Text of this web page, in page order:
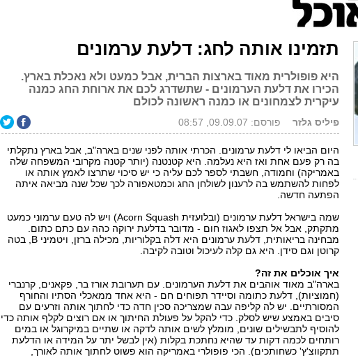
תזמינו אותה לחג: דלעת ערמונים
היא פופולרית מאוד בארצות הברית, אבל כמעט ולא נאכלת בארץ.
הכירו את דלעת הערמונים - שתשדרג לכם את ארוחת החג כמנה
עיקרית לצמחונים או כמנה ראשונה לכולם
פיליס גלזר פורסם: 09.09.07, 08:57
היום הביאו לי דלעת ערמונים. הכרתי אותה לפני שנים בארה"ב, אבל בארץ נתקלתי
בה רק פעם אחת ואז היא נעלמה. היא קטנטנה (יותר קטנה מקרובי המשפחה שלה
באמריקה) וחמודה, חשבתי לספר לכם עליה כי יש סיכוי שתרצו לאמץ אותה או
לפחות להשתמש בה לרענון לשולחן החג וכמטאפורה לכך שכל שנה מביאה איתה
הפתעה חדשה.
שמה בישראל דלעת ערמונים (ובלועזית Acorn Squash) ויש לה טעם ערמוני כמעט
מתקתק, אבל אל תצפו לאגוז חום - מדובר בדלעת ירוקה כהה עם כתם כתום.
מבחינה בריאותית, דלעת ערמונים היא דלה בקלוריות, מכילה ברזן, ויטמיני B, בטה
קרוטן וגם סידן. היא גם קלה לעיכול וטובה לקיבה.
איך אוכלים את זה?
בארה"ב מאוד אוהבים את דלעת הערמונים. עם תערובת אורז בר, פקאנים, קרנברי
(חמוציות), דלעת כתומה וסיידר תפוחים חם - היא אחד ממאכלי הסתיו והחורף
המסורתיים. יש לה קליפה עבה שמצריכה סכין חדה כדי לחתוך אותה וזרעים עם
סיבים באמצע שיש לסלק. כדי להקל על פעולת החיתוך או אם רוצים לקלף אותה כדי
להוסיף לתבשילים שונים, מומלץ לשים אותה לדקה או שתיים במיקרוגל או במים
רותחים לכמה דקות עד שהיא נחתכת בקלות (אין לבשל יתר על המידה או הדלעת
תתקווצ'ץ' כשחותכים). הכי פופולרי באמריקה הוא פשוט לחתוך אותה לאורך,